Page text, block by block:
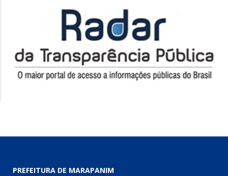
PREFEITURA DE MARAPANIM